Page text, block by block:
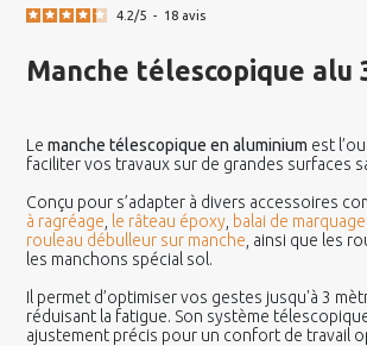
4.2/5 - 18 avis
Manche télescopique alu
Lemanche télescopique en aluminium est
faciliter vos travaux sur de grandes surfaces
Conçu pour s’adapter à divers accessoires
à ragréage
le râteau époxy balai de
rouleau débulleur sur manche , ainsi que les
les manchons spécial sol.
Il permet d’optimiser vos gestes jusqu'à 3
réduisant la fatigue. Son système
ajustement précis pour un confort de travail